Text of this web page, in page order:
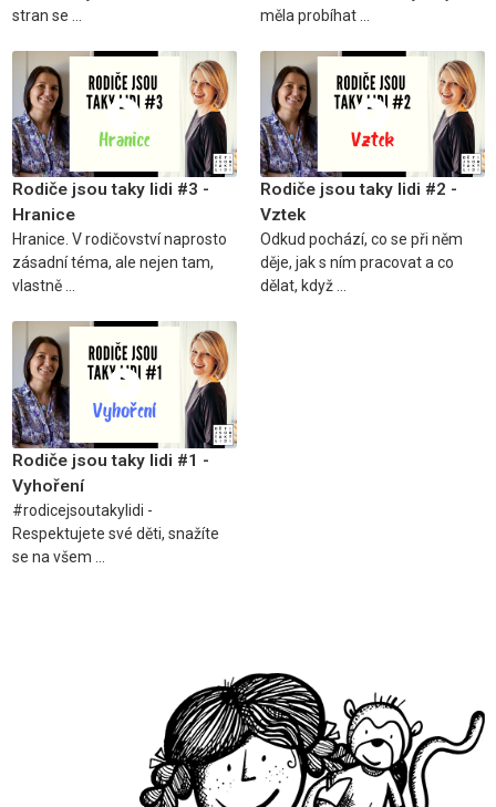
stran se ...
měla probíhat ...
Rodiče jsou taky lidi #3 -
Hranice
Hranice. V rodičovství naprosto
zásadní téma, ale nejen tam,
vlastně ...
Rodiče jsou taky lidi #2 -
Vztek
Odkud pochází, co se při něm
děje, jak s ním pracovat a co
dělat, když ...
Rodiče jsou taky lidi #1 -
Vyhoření
#rodicejsoutakylidi -
Respektujete své děti, snažíte
se na všem ...